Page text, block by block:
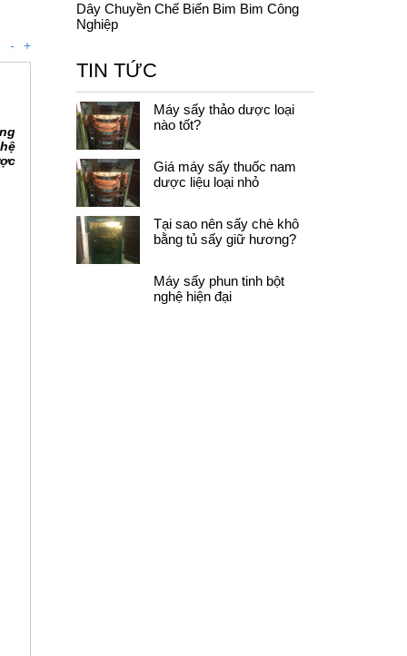
- +
Dây Chuyền Chế Biến Bim Bim Công
Nghiệp
TIN TỨC
Máy sấy thảo dược loại
nào tốt?
Giá máy sấy thuốc nam
dược liệu loại nhỏ
Tại sao nên sấy chè khô
bằng tủ sấy giữ hương?
Máy sấy phun tinh bột
nghệ hiện đại